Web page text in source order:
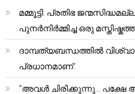
മമ്മൂട്ടി: പ്രതിഭ
പുനർനിർമ്മിച്ച ഒരു
ദാമ്പത്യബന്ധത്തിൽ
പ്രധാനമാണ്.
“അവൾ ചിരിക്കുന്നു… പക്ഷേ ആ